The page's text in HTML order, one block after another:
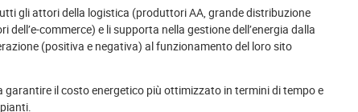
gli attori della logistica (produttori AA, grande distribuzione
dell’e-commerce) e li supporta nella gestione dell’energia dalla
(positiva e negativa) al funzionamento del loro sito
garantire il costo energetico più ottimizzato in termini di tempo e